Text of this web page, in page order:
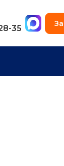
35
+7 (495)